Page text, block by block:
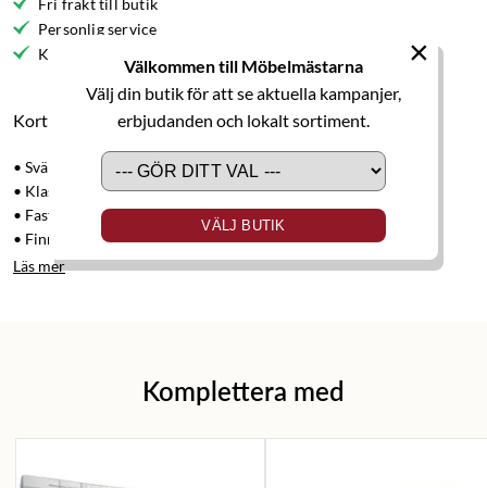
Välkommen till Möbelmästarna
Välj din butik för att se aktuella kampanjer,
erbjudanden och lokalt sortiment.
VÄLJ BUTIK
×
Fri frakt till butik
Personlig service
Kvalitetsmöbler
Kort produktbeskrivning
• Svängd 4-sitssoffa
• Klassisk design med hög rygg
• Fast och stabil komfort
• Finns i flera tyger och färger
Läs mer
Komplettera med